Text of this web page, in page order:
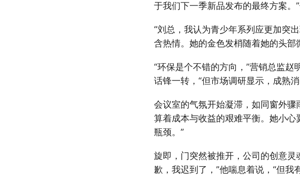
于我们下一季新品发布的最终方案。
“刘总，我认为青少年系列应更加突
含热情。她的金色发梢随着她的头部
“环保是个不错的方向，”营销总监
话锋一转，“但市场调研显示，成熟
会议室的气氛开始凝滞，如同窗外
算着成本与收益的艰难平衡。她小
瓶颈。”
旋即，门突然被推开，公司的创意
歉，我迟到了，”他喘息着说，“但